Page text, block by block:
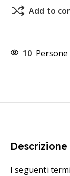
Add to
10
I seguenti